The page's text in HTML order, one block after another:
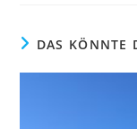
DAS KÖNNTE